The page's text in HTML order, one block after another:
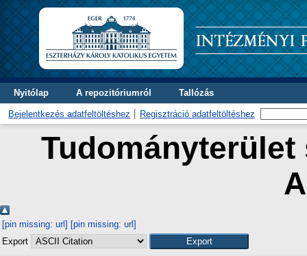
Nyitólap A repozitóriumról Tallózás
Bejelentkezés adatfeltöltéshez Regisztráció adatfeltöltéshez
[pin missing: url] [pin missing: url]
Export